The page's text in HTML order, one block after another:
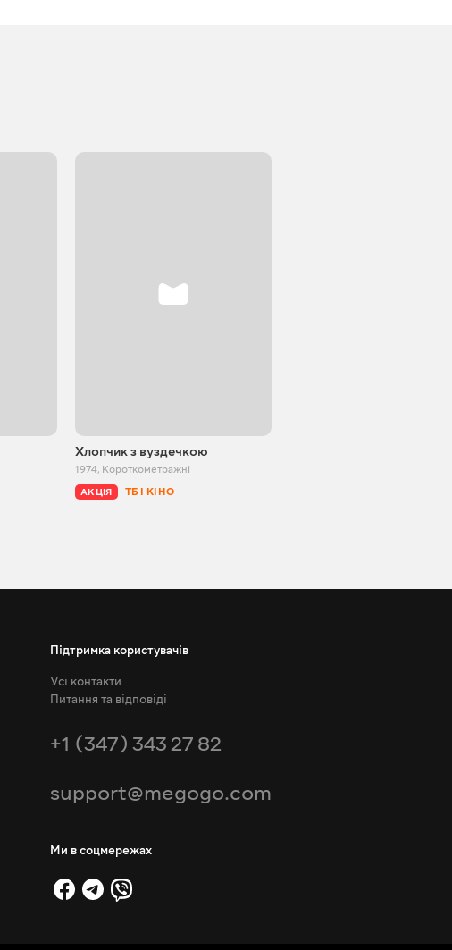
Хлопчик з вуздечкою
1974, Короткометражні
АКЦІЯ ТБ І КІНО
Підтримка користувачів
Усі контакти
Питання та відповіді
+1 (347) 343 27 82
support@megogo.com
Ми в соцмережах